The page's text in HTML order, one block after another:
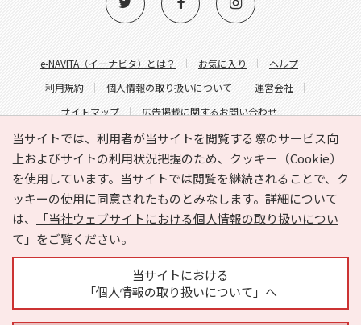
当サイトでは、利用者が当サイトを閲覧する際のサービス向
上およびサイトの利用状況把握のため、クッキー（Cookie）
を使用しています。当サイトでは閲覧を継続されることで、ク
ッキーの使用に同意されたものとみなします。詳細について
は、
「当社ウェブサイトにおける個人情報の取り扱いについ
て」 をご覧ください。
当サイトにおける
「個人情報の取り扱いについて」へ
e-NAVITA（イーナビタ）とは？ お気に入り
ヘルプ
利用規約
個人情報の取り扱いについて
運営会社
サイトマップ
広告掲載に関するお問い合わせ
サイトの内容に関するお問い合わせ
Copyright © HYOJITO.Co.,Ltd. All Rights Reserved.